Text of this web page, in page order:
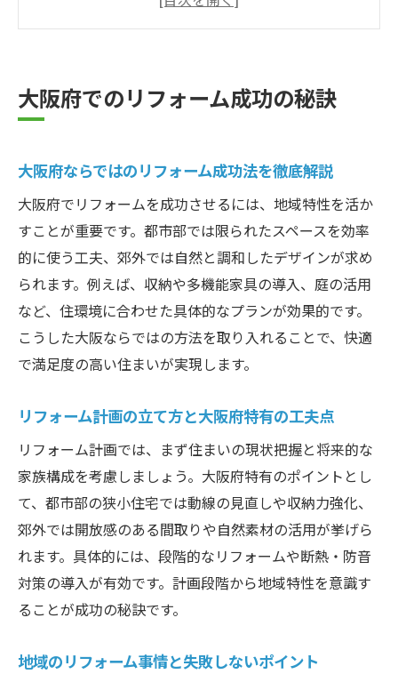
大阪のリフォーム会社選びで重視すべき点
評判の良いリフォーム業者を探す方法
リフォーム業者の評判を見極めるチェック
方法
口コミで選ぶ大阪の信頼できるリフォーム
業者
評判の良いリフォーム業者の特徴と見分け
実績豊富なリフォーム会社の探し方とコツ
失敗しないリフォーム業者選びの比較ポイ
ント
大阪府で人気のリフォーム業者の傾向分析
大阪のリフォーム会社ランキング2023
大阪のリフォーム会社ランキングの見方と
活用法
徴
大阪府でのリフォーム成功の秘訣
大阪府ならではのリフォーム成功法を徹底解説
大阪府でリフォームを成功させるには、地域特性を活か
すことが重要です。都市部では限られたスペースを効率
的に使う工夫、郊外では自然と調和したデザインが求め
られます。例えば、収納や多機能家具の導入、庭の活用
など、住環境に合わせた具体的なプランが効果的です。
こうした大阪ならではの方法を取り入れることで、快適
で満足度の高い住まいが実現します。
リフォーム計画の立て方と大阪府特有の工夫点
リフォーム計画では、まず住まいの現状把握と将来的な
家族構成を考慮しましょう。大阪府特有のポイントとし
て、都市部の狭小住宅では動線の見直しや収納力強化、
郊外では開放感のある間取りや自然素材の活用が挙げら
れます。具体的には、段階的なリフォームや断熱・防音
対策の導入が有効です。計画段階から地域特性を意識す
ることが成功の秘訣です。
地域のリフォーム事情と失敗しないポイント